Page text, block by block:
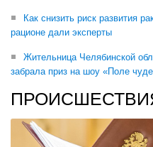
Как снизить риск развития
рационе дали эксперты
Жительница Челябинской
забрала приз на шоу «Поле